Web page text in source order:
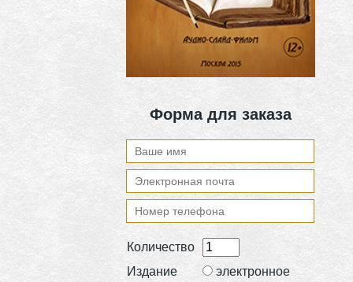
Форма для заказа
Количество
Издание
электронное